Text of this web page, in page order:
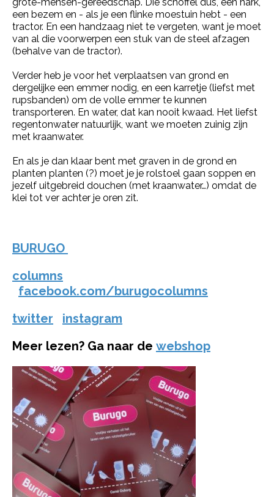
een bezem en - als je een flinke moestuin hebt - een
tractor. En een handzaag niet te vergeten, want je moet
van al die voorwerpen een stuk van de steel afzagen
(behalve van de tractor).
Verder heb je voor het verplaatsen van grond en
dergelijke een emmer nodig, en een karretje (liefst met
rupsbanden) om de volle emmer te kunnen
transporteren. En water, dat kan nooit kwaad. Het liefst
regentonwater natuurlijk, want we moeten zuinig zijn
met kraanwater.
En als je dan klaar bent met graven in de grond en
planten planten (?) moet je je rolstoel gaan soppen en
jezelf uitgebreid douchen (met kraanwater…) omdat de
klei tot ver achter je oren zit.
BURUGO
columns
facebook.com/burugocolumns
twitter
instagram
Meer lezen? Ga naar de webshop